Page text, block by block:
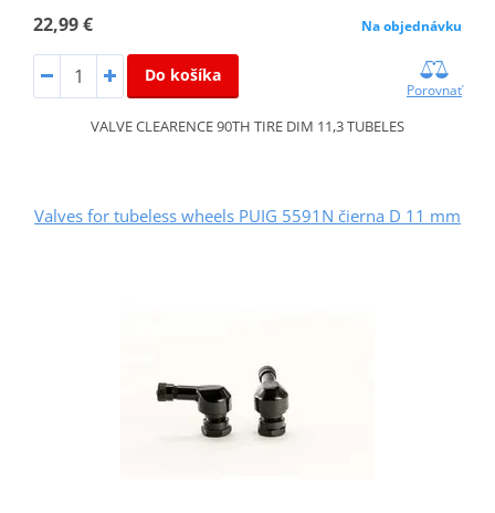
22,99 € Na objednávku
Do košíka
Porovnať
VALVE CLEARENCE 90TH TIRE DIM 11,3 TUBELES
Valves for tubeless wheels PUIG 5591N čierna D 11 mm